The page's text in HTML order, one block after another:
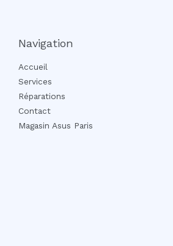
Navigation
Accueil
Services
Réparations
Contact
Magasin Asus Paris